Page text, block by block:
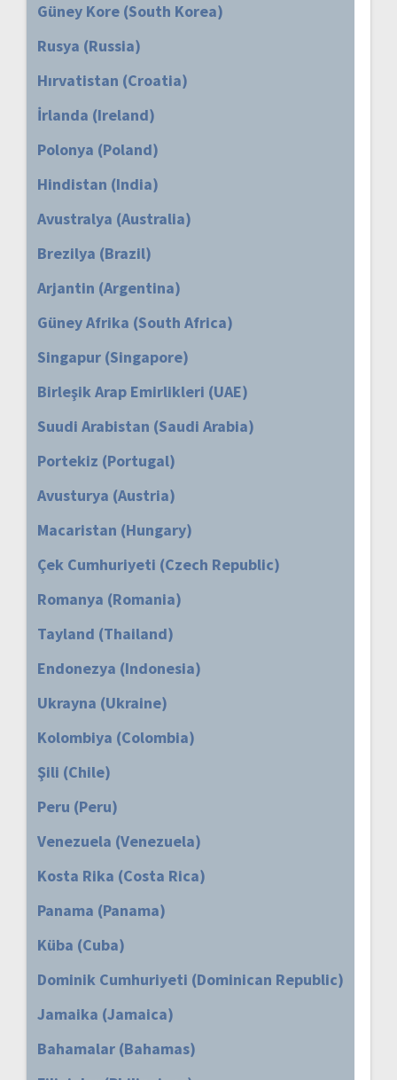
Güney Kore (South Korea)
Rusya (Russia)
Hırvatistan (Croatia)
İrlanda (Ireland)
Polonya (Poland)
Hindistan (India)
Avustralya (Australia)
Brezilya (Brazil)
Arjantin (Argentina)
Güney Afrika (South Africa)
Singapur (Singapore)
Birleşik Arap Emirlikleri (UAE)
Suudi Arabistan (Saudi Arabia)
Portekiz (Portugal)
Avusturya (Austria)
Macaristan (Hungary)
Çek Cumhuriyeti (Czech Republic)
Romanya (Romania)
Tayland (Thailand)
Endonezya (Indonesia)
Ukrayna (Ukraine)
Kolombiya (Colombia)
Şili (Chile)
Peru (Peru)
Venezuela (Venezuela)
Kosta Rika (Costa Rica)
Panama (Panama)
Küba (Cuba)
Dominik Cumhuriyeti (Dominican Republic)
Jamaika (Jamaica)
Bahamalar (Bahamas)